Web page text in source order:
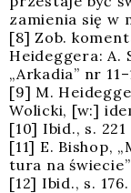
zamie­nia się w
[8] Zob.
Heideg­ge­ra: A.
„Arka­dia” nr
[9] M.
Wolic­ki, [w:]
[10] Ibid., s. 221
[11] E. Bishop,
tu­ra na
[12] Ibid., s. 176.